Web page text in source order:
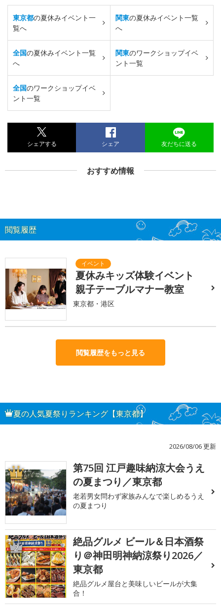
東京都の夏休みイベント一
覧へ
関東の夏休みイベント一覧
へ
全国の夏休みイベント一覧
へ
関東のワークショップイベ
ント一覧
全国のワークショップイベ
ント一覧
シェアする シェア 友だちに送る
おすすめ情報
閲覧履歴
夏休みキッズ体験イベント
親子テーブルマナー教室
東京都・港区
閲覧履歴をもっと見る
夏の人気夏祭りランキング【東京都】
2026/08/06 更新
1
第75回 江戸趣味納涼大会うえ
の夏まつり／東京都
老若男女問わず家族みんなで楽しめるうえ
の夏まつり
2
絶品グルメ ビール＆日本酒祭
り＠神田明神納涼祭り2026／
東京都
絶品グルメ屋台と美味しいビールが大集
合！